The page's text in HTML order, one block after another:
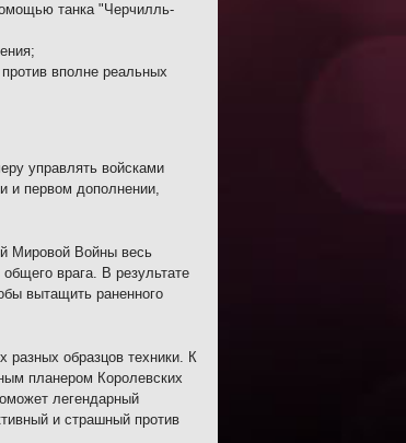
танка "Черчилль-
вполне реальных
управлять войсками
и первом дополнении,
Мировой Войны весь
врага. В результате
вытащить раненного
разных образцов техники. К
планером Королевских
легендарный
и страшный против